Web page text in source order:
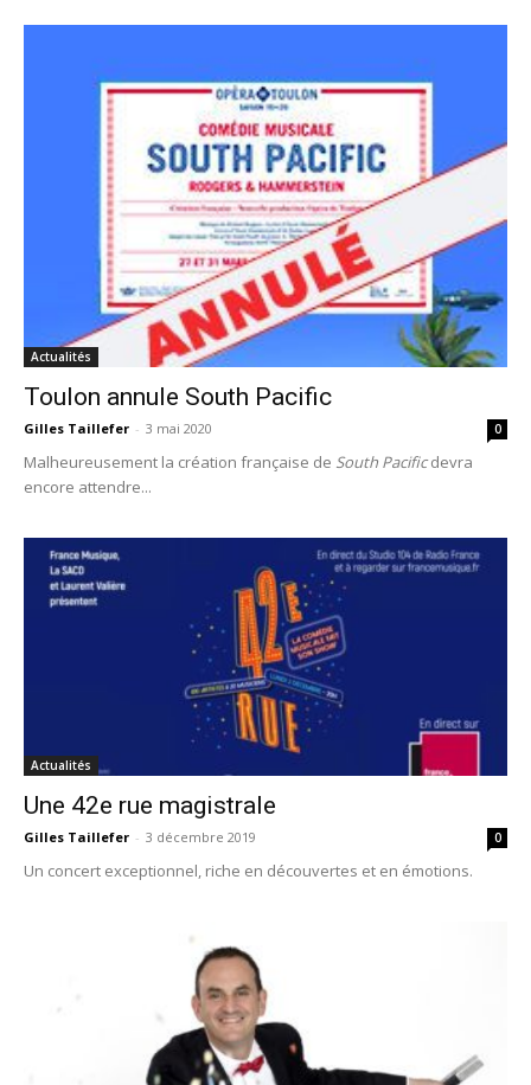
Actualités
Toulon annule South Pacific
Gilles Taillefer - 3 mai 2020 0
Malheureusement la création française de South Pacificdevra
encore attendre...
Actualités
Une 42e rue magistrale
Gilles Taillefer - 3 décembre 2019 0
Un concert exceptionnel, riche en découvertes et en émotions.